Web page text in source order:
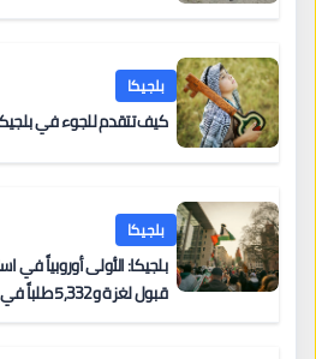
بلجيكا
كيف تتقدم للجوء في
بلجيكا